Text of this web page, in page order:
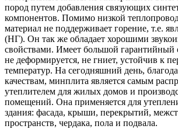
пород путем добавления связующих
компонентов. Помимо низкой
материал не поддерживает горение, т.е.
(НГ). Он так же обладает хорошими
свойствами. Имеет большой гарантийный
не деформируется, не гниет, устойчив к
температур. На сегодняшний день,
качествам, минплита является самым
утеплителем для жилых домов и
помещений. Она применяется для
здания: фасада, крыши, перекрытий,
пространств, чердака, пола и подвала.